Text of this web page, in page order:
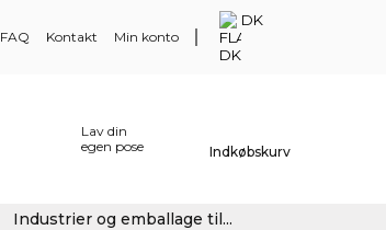
FAQ Kontakt Min konto
DK
Lav din
egen pose
Indkøbskurv
Industrier og emballage til...